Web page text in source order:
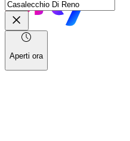
Aperti ora